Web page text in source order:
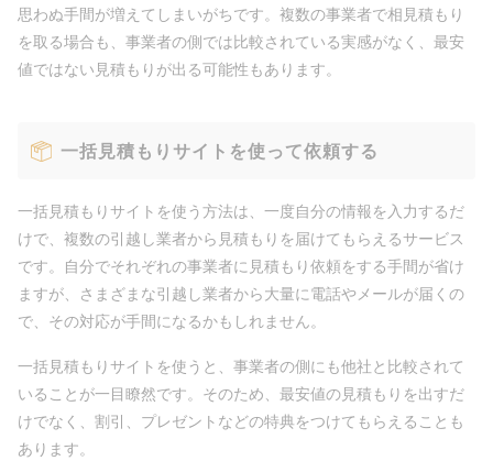
思わぬ手間が増えてしまいがちです。複数の事業者で相見積もり
を取る場合も、事業者の側では比較されている実感がなく、最安
値ではない見積もりが出る可能性もあります。
一括見積もりサイトを使って依頼する
一括見積もりサイトを使う方法は、一度自分の情報を入力するだ
けで、複数の引越し業者から見積もりを届けてもらえるサービス
です。自分でそれぞれの事業者に見積もり依頼をする手間が省け
ますが、さまざまな引越し業者から大量に電話やメールが届くの
で、その対応が手間になるかもしれません。
一括見積もりサイトを使うと、事業者の側にも他社と比較されて
いることが一目瞭然です。そのため、最安値の見積もりを出すだ
けでなく、割引、プレゼントなどの特典をつけてもらえることも
あります。